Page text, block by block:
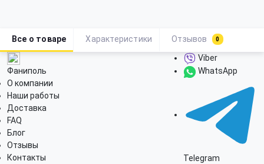
Фаниполь
О компании
Наши работы
Доставка
FAQ
Блог
Отзывы
Контакты
Viber
WhatsApp
Telegram
Все о товаре Характеристики Отзывов 0